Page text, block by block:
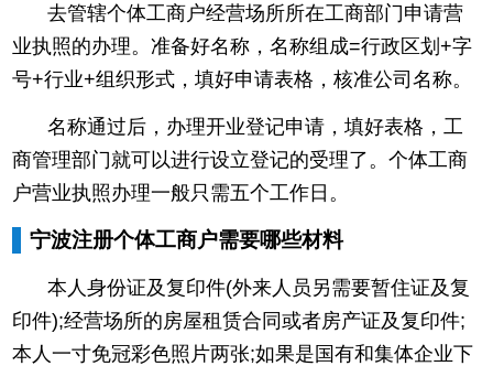
去管辖个体工商户经营场所所在工商部门申请营
业执照的办理。准备好名称，名称组成=行政区划+字
号+行业+组织形式，填好申请表格，核准公司名称。
名称通过后，办理开业登记申请，填好表格，工
商管理部门就可以进行设立登记的受理了。个体工商
户营业执照办理一般只需五个工作日。
宁波注册个体工商户需要哪些材料
本人身份证及复印件(外来人员另需要暂住证及复
印件);经营场所的房屋租赁合同或者房产证及复印件;
本人一寸免冠彩色照片两张;如果是国有和集体企业下